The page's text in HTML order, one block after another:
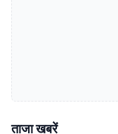
ताजा खबरें